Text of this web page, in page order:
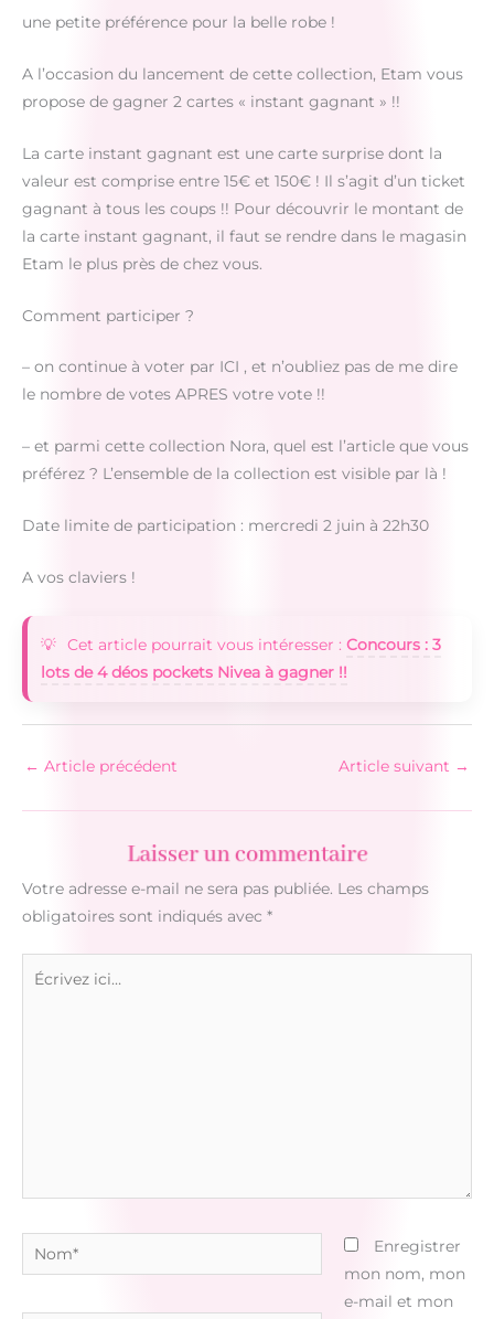
une petite préférence pour la belle robe !
A l’occasion du lancement de cette collection, Etam vous
propose de gagner 2 cartes « instant gagnant » !!
La carte instant gagnant est une carte surprise dont la
valeur est comprise entre 15€ et 150€ ! Il s’agit d’un ticket
gagnant à tous les coups !! Pour découvrir le montant de
la carte instant gagnant, il faut se rendre dans le magasin
Etam le plus près de chez vous.
Comment participer ?
– on continue à voter par ICI , et n’oubliez pas de me dire
le nombre de votes APRES votre vote !!
– et parmi cette collection Nora, quel est l’article que vous
préférez ? L’ensemble de la collection est visible par là !
Date limite de participation : mercredi 2 juin à 22h30
A vos claviers !
Cet article pourrait vous intéresser : Concours : 3
lots de 4 déos pockets Nivea à gagner !!
← Article précédent Article suivant →
Laisser un commentaire
Votre adresse e-mail ne sera pas publiée. Les champs
obligatoires sont indiqués avec *
Nom*
Enregistrer
mon nom, mon
e-mail et mon